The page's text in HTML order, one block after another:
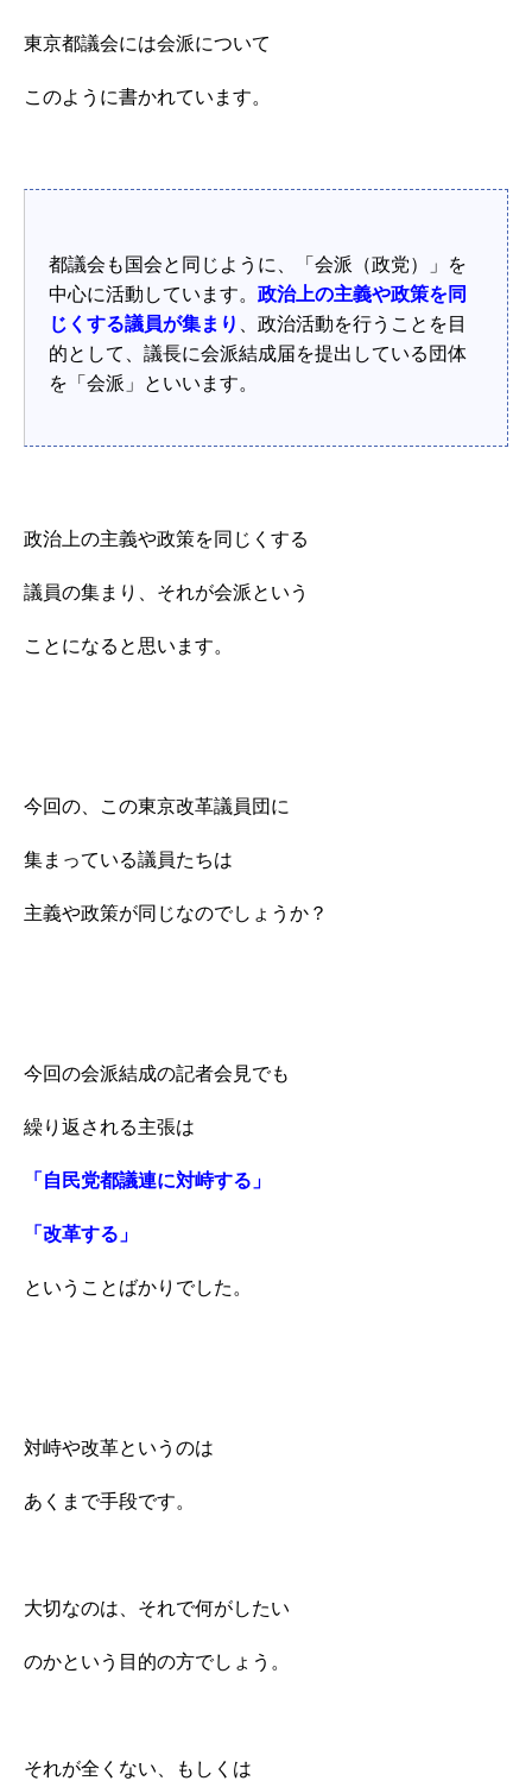
東京都議会には会派について
このように書かれています。
都議会も国会と同じように、「会派（政党）」を
中心に活動しています。 政治上の主義や政策を同
じくする議員が集まり 、政治活動を行うことを目
的として、議長に会派結成届を提出している団体
を「会派」といいます。
政治上の主義や政策を同じくする
議員の集まり、それが会派という
ことになると思います。
今回の、この東京改革議員団に
集まっている議員たちは
主義や政策が同じなのでしょうか？
今回の会派結成の記者会見でも
繰り返される主張は
「自民党都議連に対峙する」
「改革する」
ということばかりでした。
対峙や改革というのは
あくまで手段です。
大切なのは、それで何がしたい
のかという目的の方でしょう。
それが全くない、もしくは